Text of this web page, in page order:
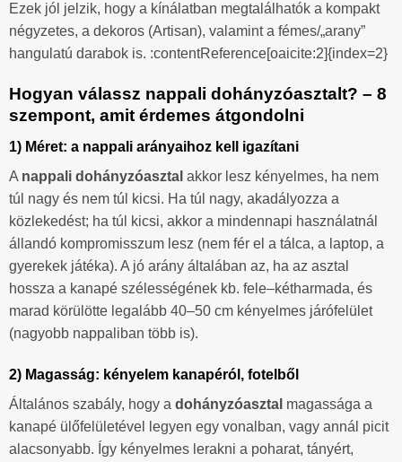
Ezek jól jelzik, hogy a kínálatban megtalálhatók a kompakt
négyzetes, a dekoros (Artisan), valamint a fémes/„arany”
hangulatú darabok is. :contentReference[oaicite:2]{index=2}
Hogyan válassz nappali dohányzóasztalt? – 8
szempont, amit érdemes átgondolni
1) Méret: a nappali arányaihoz kell igazítani
A nappali dohányzóasztal akkor lesz kényelmes, ha nem
túl nagy és nem túl kicsi. Ha túl nagy, akadályozza a
közlekedést; ha túl kicsi, akkor a mindennapi használatnál
állandó kompromisszum lesz (nem fér el a tálca, a laptop, a
gyerekek játéka). A jó arány általában az, ha az asztal
hossza a kanapé szélességének kb. fele–kétharmada, és
marad körülötte legalább 40–50 cm kényelmes járófelület
(nagyobb nappaliban több is).
2) Magasság: kényelem kanapéról, fotelből
Általános szabály, hogy a dohányzóasztal magassága a
kanapé ülőfelületével legyen egy vonalban, vagy annál picit
alacsonyabb. Így kényelmes lerakni a poharat, tányért,